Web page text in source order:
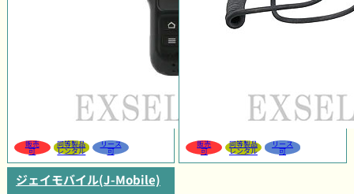
販売
可
同等製品
レンタル
リース
可
販売
可
同等製品
レンタル
リース
可
ジェイモバイル(J-Mobile)